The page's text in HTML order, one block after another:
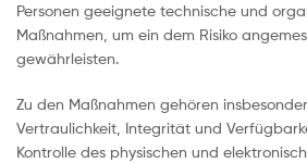
Personen geeignete technische und
Maßnahmen, um ein dem Risiko
gewährleisten.
Zu den Maßnahmen gehören
Vertraulichkeit, Integrität und
Kontrolle des physischen und